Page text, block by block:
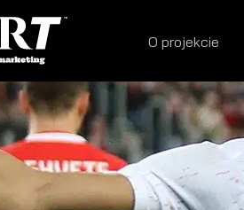
O projekcie